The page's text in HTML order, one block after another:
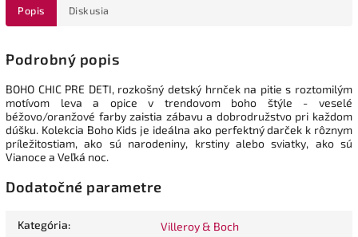
Popis Diskusia
Podrobný popis
BOHO CHIC PRE DETI, rozkošný detský hrnček na pitie s roztomilým
motívom leva a opice v trendovom boho štýle - veselé
béžovo/oranžové farby zaistia zábavu a dobrodružstvo pri každom
dúšku. Kolekcia Boho Kids je ideálna ako perfektný darček k rôznym
príležitostiam, ako sú narodeniny, krstiny alebo sviatky, ako sú
Vianoce a Veľká noc.
Dodatočné parametre
Kategória: Villeroy & Boch